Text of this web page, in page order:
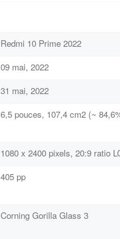
Redmi 10 Prime 2022
09 mai, 2022
31 mai, 2022
6,5 pouces, 107,4 cm2 (~
1080 x 2400 pixels, 20:9 ratio
405 pp
Corning Gorilla Glass 3